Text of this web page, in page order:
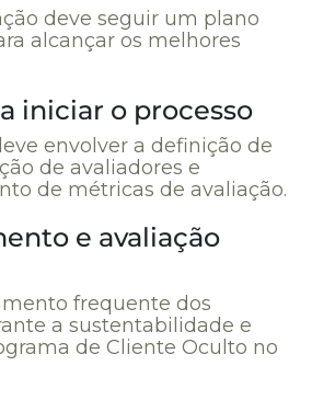
deve seguir um plano
alcançar os melhores
iniciar o processo
envolver a definição de
de avaliadores e
de métricas de avaliação.
e avaliação
frequente dos
a sustentabilidade e
de Cliente Oculto no